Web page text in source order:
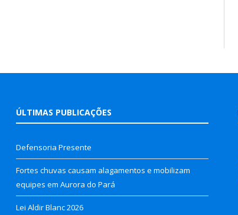
ÚLTIMAS PUBLICAÇÕES
Defensoria Presente
Fortes chuvas causam alagamentos e mobilizam
equipes em Aurora do Pará
Lei Aldir Blanc 2026